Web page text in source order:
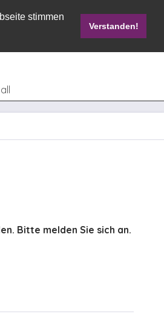
stimmen
Verstanden!
0,00 € *
Bitte melden Sie sich an.